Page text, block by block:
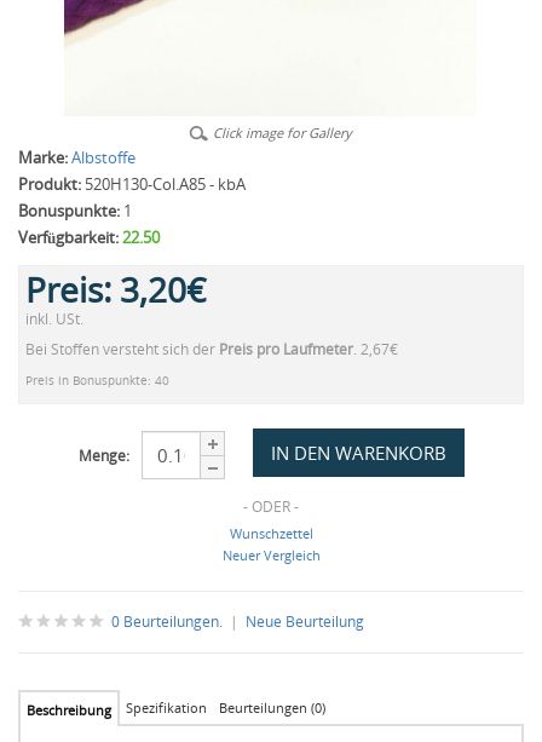
Click image for Gallery
Marke:Albstoffe
Produkt: 520H130-Col.A85 - kbA
Bonuspunkte: 1
Verfügbarkeit:22.50
Preis: 3,20€
inkl. USt.
Bei Stoffen versteht sich der Preis pro Laufmeter. 2,67€
Preis in Bonuspunkte: 40
Menge:
- ODER -
Wunschzettel
Neuer Vergleich
0 Beurteilungen. | Neue Beurteilung
Beschreibung Spezifikation Beurteilungen (0)